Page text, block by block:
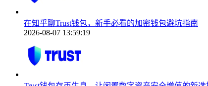
在知乎聊Trust钱包，新手必看的加密钱包避坑指南
2026-08-07 13:59:19